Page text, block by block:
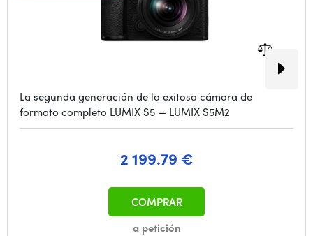
La segunda generación de la exitosa cámara de
formato completo LUMIX S5 — LUMIX S5M2
2 199.79 €
a petición
COMPRAR